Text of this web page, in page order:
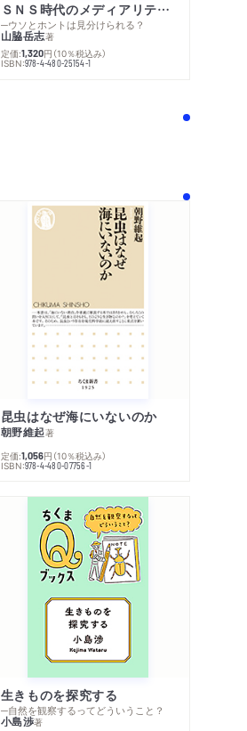
ＳＮＳ時代のメディアリテラシー
─ウソとホントは見分けられる？
山脇岳志著
定価:1,320円 （10％税込み）
ISBN:978-4-480-25154-1
昆虫はなぜ海にいないのか
朝野維起著
定価:1,056円 （10％税込み）
ISBN:978-4-480-07756-1
生きものを探究する
─自然を観察するってどういうこと？
小島渉著